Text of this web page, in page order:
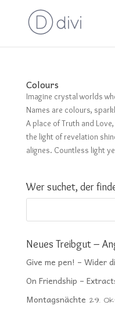
Colours
Imagine crystal worlds
Names are colours,
A place of Truth and
the light of revelation
alignes. Countless light
Wer suchet, der
Neues Treibgut –
Give me pen! – Wider
On Friendship –
Montagsnächte 29.